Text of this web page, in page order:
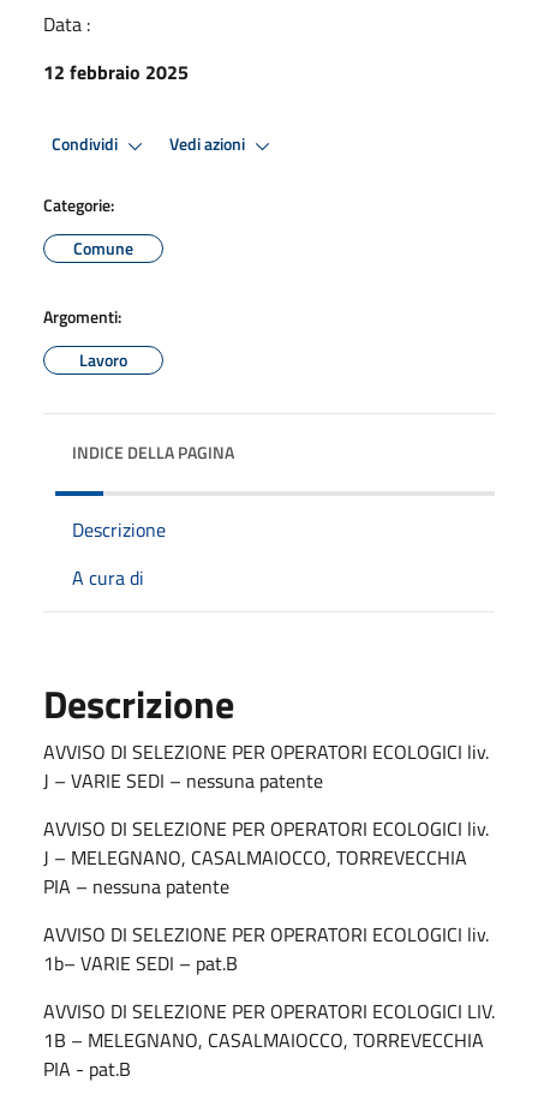
Data :
12 febbraio 2025
Condividi Vedi azioni
Categorie:
Comune
Argomenti:
Lavoro
INDICE DELLA PAGINA
Descrizione
A cura di
Descrizione
AVVISO DI SELEZIONE PER OPERATORI ECOLOGICI liv.
J – VARIE SEDI – nessuna patente
AVVISO DI SELEZIONE PER OPERATORI ECOLOGICI liv.
J – MELEGNANO, CASALMAIOCCO, TORREVECCHIA
PIA – nessuna patente
AVVISO DI SELEZIONE PER OPERATORI ECOLOGICI liv.
1b– VARIE SEDI – pat.B
AVVISO DI SELEZIONE PER OPERATORI ECOLOGICI LIV.
1B – MELEGNANO, CASALMAIOCCO, TORREVECCHIA
PIA - pat.B